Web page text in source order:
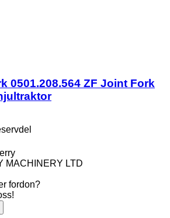
0501.208.564 ZF Joint Fork
MACHINERY LTD
fordon?